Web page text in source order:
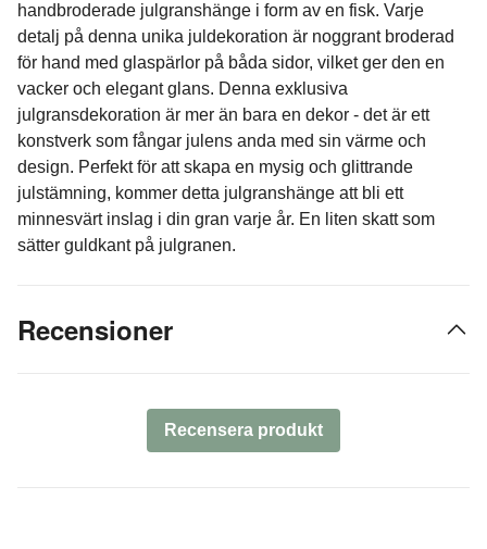
handbroderade julgranshänge i form av en fisk. Varje
detalj på denna unika juldekoration är noggrant broderad
för hand med glaspärlor på båda sidor, vilket ger den en
vacker och elegant glans. Denna exklusiva
julgransdekoration är mer än bara en dekor - det är ett
konstverk som fångar julens anda med sin värme och
design. Perfekt för att skapa en mysig och glittrande
julstämning, kommer detta julgranshänge att bli ett
minnesvärt inslag i din gran varje år. En liten skatt som
sätter guldkant på julgranen.
Recensioner
Recensera produkt